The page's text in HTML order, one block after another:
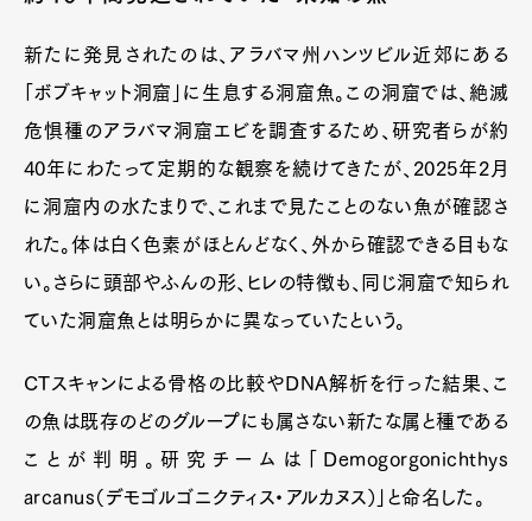
新たに発見されたのは、アラバマ州ハンツビル近郊にある
「ボブキャット洞窟」に生息する洞窟魚。この洞窟では、絶滅
危惧種のアラバマ洞窟エビを調査するため、研究者らが約
40年にわたって定期的な観察を続けてきたが、2025年2月
に洞窟内の水たまりで、これまで見たことのない魚が確認さ
れた。体は白く色素がほとんどなく、外から確認できる目もな
い。さらに頭部やふんの形、ヒレの特徴も、同じ洞窟で知られ
ていた洞窟魚とは明らかに異なっていたという。
CTスキャンによる骨格の比較やDNA解析を行った結果、こ
の魚は既存のどのグループにも属さない新たな属と種である
ことが判明。研究チームは「Demogorgonichthys
arcanus（デモゴルゴニクティス・アルカヌス）」と命名した。